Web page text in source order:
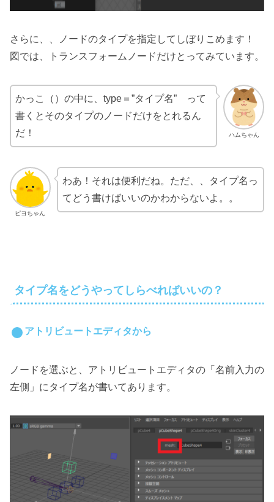
さらに、、ノードのタイプを指定してしぼりこめます！
図では、トランスフォームノードだけとってみています。
ハムちゃん
かっこ（）の中に、type＝”タイプ名” って
書くとそのタイプのノードだけをとれるん
だ！
ピヨちゃん
わあ！それは便利だね。ただ、、タイプ名っ
てどう書けばいいのかわからないよ。。
タイプ名をどうやってしらべればいいの？
アトリビュートエディタから
ノードを選ぶと、アトリビュートエディタの「名前入力の
左側」にタイプ名が書いてあります。